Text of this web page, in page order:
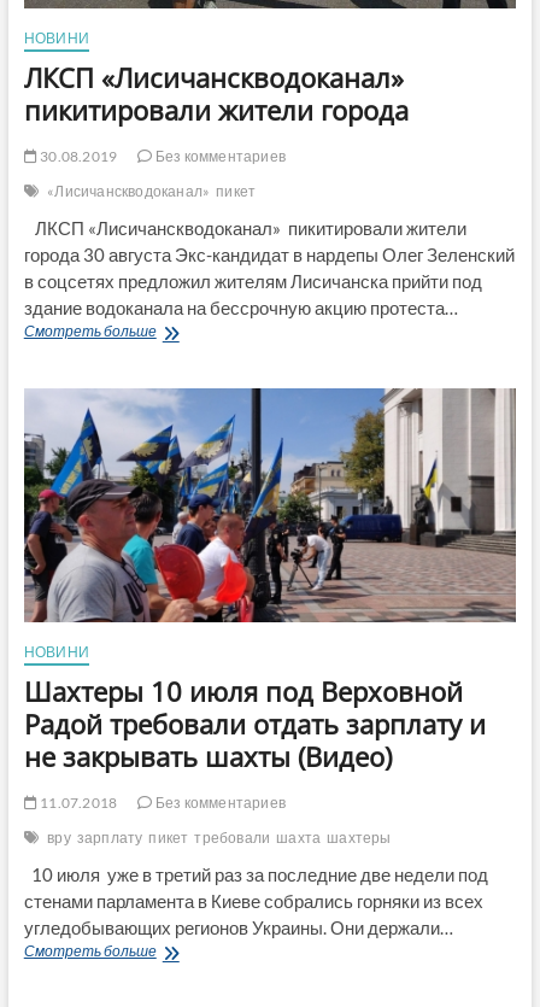
НОВИНИ
ЛКСП «Лисичанскводоканал»
пикитировали жители города
30.08.2019
Без комментариев
«Лисичанскводоканал» пикет
ЛКСП «Лисичанскводоканал» пикитировали жители
города 30 августа Экс-кандидат в нардепы Олег Зеленский
в соцсетях предложил жителям Лисичанска прийти под
здание водоканала на бессрочную акцию протеста…
Смотреть большеЛКСП
жители
города
НОВИНИ
Шахтеры 10 июля под Верховной
Радой требовали отдать зарплату и
не закрывать шахты (Видео)
11.07.2018
Без комментариев
вру зарплату пикет требовали шахта шахтеры
10 июля уже в третий раз за последние две недели под
стенами парламента в Киеве собрались горняки из всех
угледобывающих регионов Украины. Они держали…
Смотреть большеШахтеры